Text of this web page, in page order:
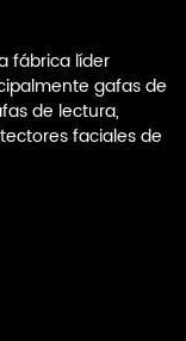
fábrica líder
gafas de
de lectura,
faciales de